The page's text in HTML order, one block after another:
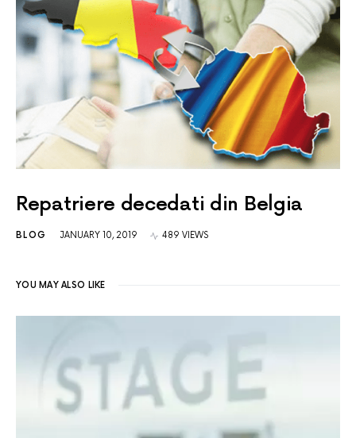
Repatriere decedati din Belgia
BLOG JANUARY 10, 2019 489 VIEWS
YOU MAY ALSO LIKE